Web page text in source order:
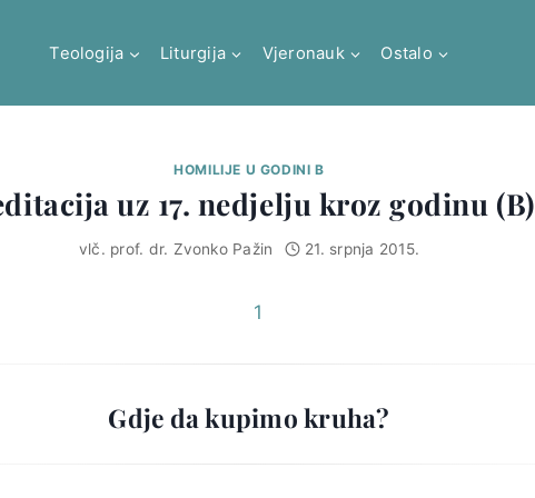
Teologija Liturgija Vjeronauk Ostalo
HOMILIJE U GODINI B
uz 17. nedjelju kroz godinu (B)
vlč. prof. dr. Zvonko Pažin 21. srpnja 2015.
Gdje da kupimo kruha?